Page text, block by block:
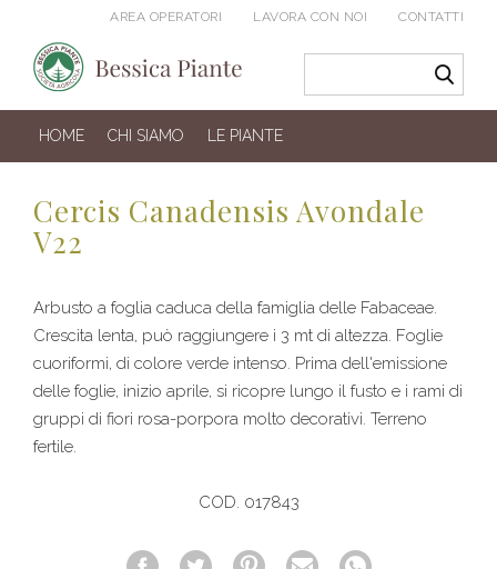
AREA OPERATORI LAVORA CON NOI CONTATTI
HOME CHI SIAMO LE PIANTE
Cercis Canadensis Avondale
V22
Arbusto a foglia caduca della famiglia delle Fabaceae.
Crescita lenta, può raggiungere i 3 mt di altezza. Foglie
cuoriformi, di colore verde intenso. Prima dell'emissione
delle foglie, inizio aprile, si ricopre lungo il fusto e i rami di
gruppi di fiori rosa-porpora molto decorativi. Terreno
fertile.
COD. 017843